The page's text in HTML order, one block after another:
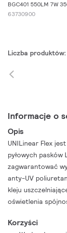
BGC401 550LM 7W
63730900
Liczba
Informacje o
Opis
UNILinear Flex
pyłowych
zagwarantować
anty-UV
kleju
oświetlenia
być stosowany do
Korzyści